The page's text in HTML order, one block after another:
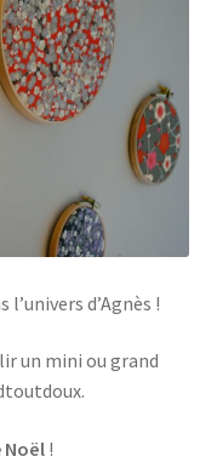
d’Agnès !
un mini ou grand
Noël!